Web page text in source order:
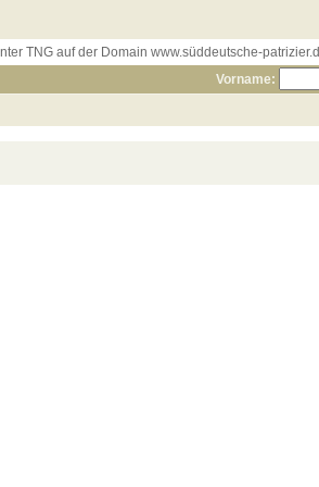
TNG auf der Domain www.süddeutsche-
Vorname: